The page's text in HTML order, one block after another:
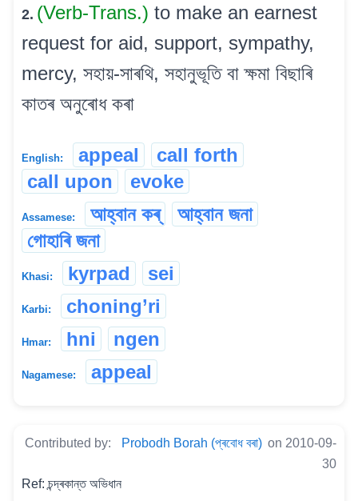
2. (Verb-Trans.) to make an earnest
request for aid, support, sympathy,
mercy, সহায়-সাৰথি, সহানুভূতি বা ক্ষমা বিছাৰি
কাতৰ অনুৰোধ কৰা
English: appeal
call forth
call upon
evoke
Assamese: আহ্বান কৰ্
আহ্বান জনা
গোহাৰি জনা
Khasi: kyrpad sei
Karbi: choning’ri
Hmar: hni ngen
Nagamese: appeal
Contributed by: Probodh Borah (প্ৰবোধ বৰা) on 2010-09-
30
Ref: চন্দ্ৰকান্ত অভিধান